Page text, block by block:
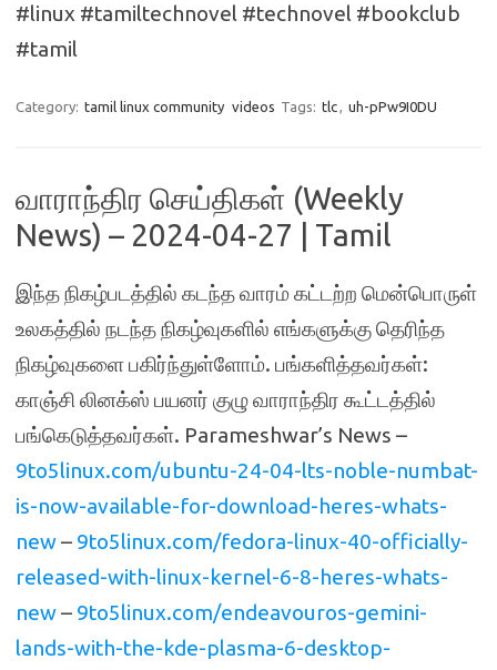
#linux #tamiltechnovel #technovel #bookclub
#tamil
Category: tamil linux community videos Tags: tlc, uh-pPw9I0DU
வாராந்திர செய்திகள் (Weekly
News) – 2024-04-27 | Tamil
இந்த நிகழ்படத்தில் கடந்த வாரம் கட்டற்ற மென்பொருள்
உலகத்தில் நடந்த நிகழ்வுகளில் எங்களுக்கு தெரிந்த
நிகழ்வுகளை பகிர்ந்துள்ளோம். பங்களித்தவர்கள்:
காஞ்சி லினக்ஸ் பயனர் குழு வாராந்திர கூட்டத்தில்
பங்கெடுத்தவர்கள். Parameshwar’s News –
9to5linux.com/ubuntu-24-04-lts-noble-numbat-
is-now-available-for-download-heres-whats-
new– 9to5linux.com/fedora-linux-40-officially-
released-with-linux-kernel-6-8-heres-whats-
new– 9to5linux.com/endeavouros-gemini-
lands-with-the-kde-plasma-6-desktop-